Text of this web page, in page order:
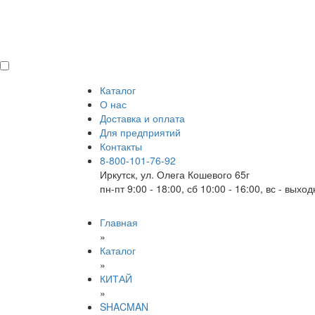
Каталог
О нас
Доставка и оплата
Для предприятий
Контакты
8-800-101-76-92
Иркутск, ул. Олега Кошевого 65г
пн-пт 9:00 - 18:00, сб 10:00 - 16:00, вс -
Главная
»
Каталог
»
КИТАЙ
»
SHACMAN